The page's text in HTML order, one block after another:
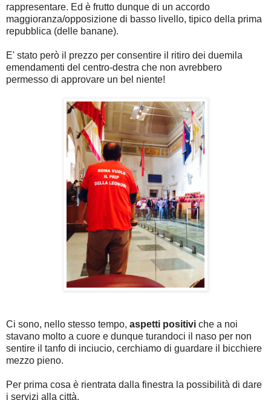
rappresentare. Ed è frutto dunque di un accordo
maggioranza/opposizione di basso livello, tipico della prima
repubblica (delle banane).
E' stato però il prezzo per consentire il ritiro dei duemila
emendamenti del centro-destra che non avrebbero
permesso di approvare un bel niente!
Ci sono, nello stesso tempo, aspetti positivi che a noi
stavano molto a cuore e dunque turandoci il naso per non
sentire il tanfo di inciucio, cerchiamo di guardare il bicchiere
mezzo pieno.
Per prima cosa è rientrata dalla finestra la possibilità di dare
i servizi alla città.